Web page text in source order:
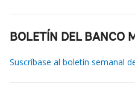
BOLETÍN DEL BANCO
Suscríbase al boletín semanal